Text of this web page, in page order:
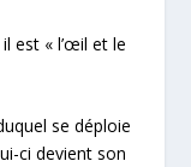
est « l’œil et le
se déploie
ci devient son